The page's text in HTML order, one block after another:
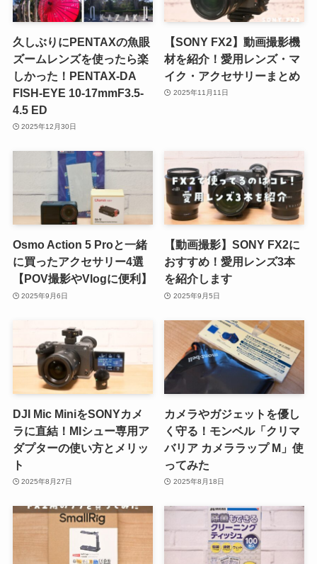
久しぶりにPENTAXの魚眼
ズームレンズを使ったら楽
しかった！PENTAX-DA
FISH-EYE 10-17mmF3.5-
4.5 ED
2025年12月30日
【SONY FX2】動画撮影機
材を紹介！愛用レンズ・マ
イク・アクセサリーまとめ
2025年11月11日
Osmo Action 5 Proと一緒
に買ったアクセサリー4選
【POV撮影やVlogに便利】
2025年9月6日
【動画撮影】SONY FX2に
おすすめ！愛用レンズ3本
を紹介します
2025年9月5日
DJI Mic MiniをSONYカメ
ラに直結！MIシュー専用ア
ダプターの使い方とメリッ
ト
2025年8月27日
カメラやガジェットを優し
く守る！モンベル「クリマ
バリア カメララップ M」使
ってみた
2025年8月18日